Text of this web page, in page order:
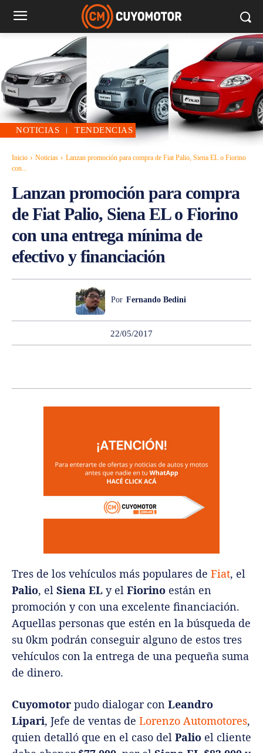
NOTICIAS TENDENCIAS
Inicio Noticias
Lanzan promoción para compra de Fiat Palio, Siena EL o Fiorino
con...
Lanzan promoción para compra
de Fiat Palio, Siena EL o Fiorino
con una entrega mínima de
efectivo y financiación
Por Fernando Bedini
22/05/2017
Tres de los vehículos más populares de Fiat, el
Palio, el Siena EL y el Fiorino están en
promoción y con una excelente financiación.
Aquellas personas que estén en la búsqueda de
su 0km podrán conseguir alguno de estos tres
vehículos con la entrega de una pequeña suma
de dinero.
Cuyomotor pudo dialogar con Leandro
Lipari, Jefe de ventas de Lorenzo Automotores,
quien detalló que en el caso del Palio el cliente